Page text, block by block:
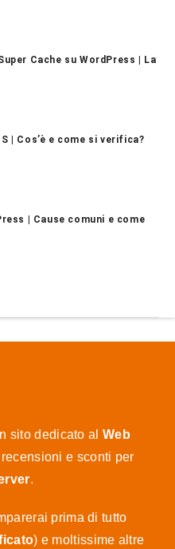
Cache su WordPress | La
| Cos’è e come si verifica?
| Cause comuni e come
sito dedicato al Web
e sconti per
.
prima di tutto
) e moltissime altre